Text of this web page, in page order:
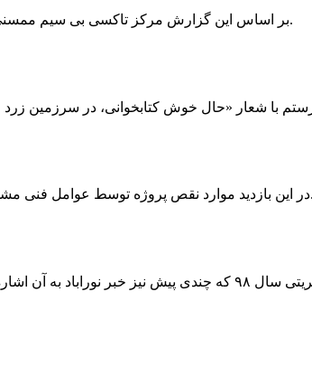
بر اساس این گزارش مرکز تاکسی بی سیم ممسنی به دلیل نداشتن پروانه ی کسب به استناد ماده ی ۲۷ و ۲۸ قانون نظام صنفی با دستور مقام قضایی تا اطلاع ثانوی پلمپ گردید.
در این بازدید موارد نقص پروژه توسط عوامل فنی مشخص و جهت رفع نقص برای رسیدن به مرحله تجهیز کتابخانه به مهران ضرغامی واگذار گردید که در اسرع وقت کار تحویل گردد.
در ادامه تغییرات مدیریتی سال ۹۸ که چندی پیش